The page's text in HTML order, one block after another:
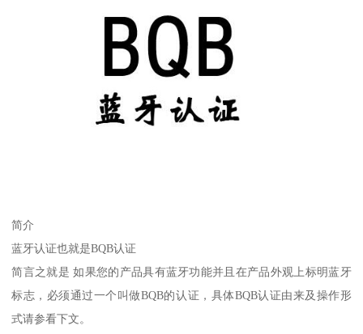
简介
蓝牙认证也就是BQB认证
简言之就是 如果您的产品具有蓝牙功能并且在产品外观上标明蓝牙
标志，必须通过一个叫做BQB的认证，具体BQB认证由来及操作形
式请参看下文。